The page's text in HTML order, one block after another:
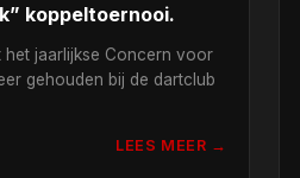
koppeltoernooi.
het jaarlijkse Concern voor
gehouden bij de dartclub
LEES MEER →